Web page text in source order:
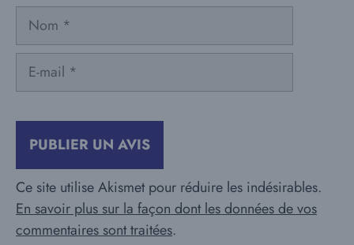
Nom
mail
Ce site utilise Akismet pour réduire les indésirables.
En savoir plus sur la façon dont les données de vos
commentaires sont traitées.